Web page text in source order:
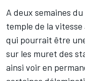
A deux semaines
temple de la vitesse
qui pourrait être
sur les muret des
ainsi voir en